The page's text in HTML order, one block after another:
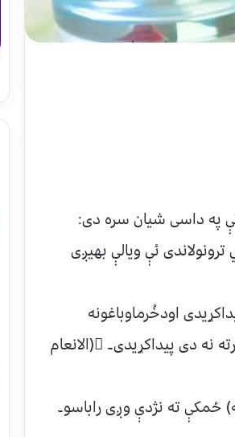
ئې په داسی شیان سره دی:
ئې ویالې بهیږی
اودخُرماوباغونه
اوکښتونه ئې دبېلابېلومیووسره اوزیتون اوانارسره ورته دی اوسره ورته نه دی پیداکړیدی۔ (الانعام
ځمکې ته نژدې وږی راباسو۔